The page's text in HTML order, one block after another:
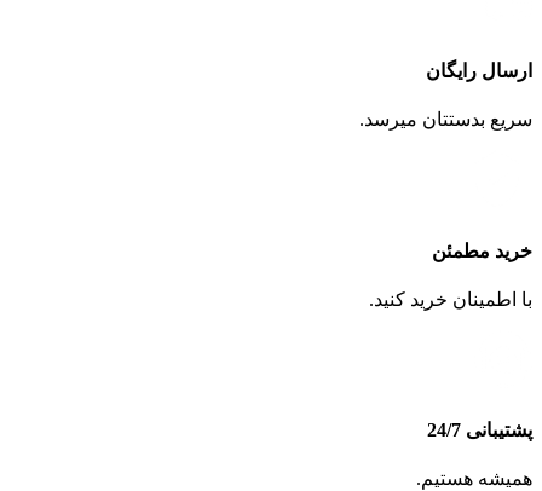
ارسال رایگان
سریع بدستتان میرسد.
خرید مطمئن
با اطمینان خرید کنید.
پشتیبانی 24/7
همیشه هستیم.